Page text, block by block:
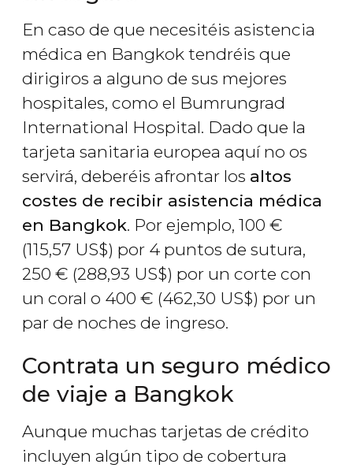
En caso de que necesitéis asistencia
médica en Bangkok tendréis que
dirigiros a alguno de sus mejores
hospitales, como el Bumrungrad
International Hospital. Dado que la
tarjeta sanitaria europea aquí no os
servirá, deberéis afrontar los altos
costes de recibir asistencia médica
en Bangkok. Por ejemplo, 100 €
(115,57 US$) por 4 puntos de sutura,
250 € (288,93 US$) por un corte con
un coral o 400 € (462,30 US$) por un
par de noches de ingreso.
Contrata un seguro médico
de viaje a Bangkok
Aunque muchas tarjetas de crédito
incluyen algún tipo de cobertura